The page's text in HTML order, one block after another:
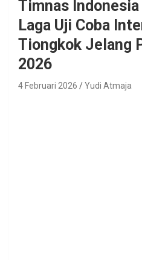
Timnas
Laga Uji Coba
Tiongkok Jelang
2026
4 Februari 2026 Yudi Atmaja